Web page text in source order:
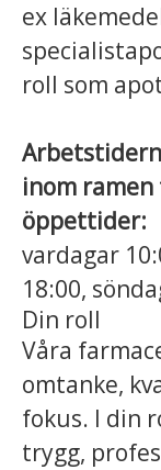
ex
roll som
inom
öppettider:
vardagar
18:00,
Din roll
Våra
omtanke,
fokus. I din
trygg,